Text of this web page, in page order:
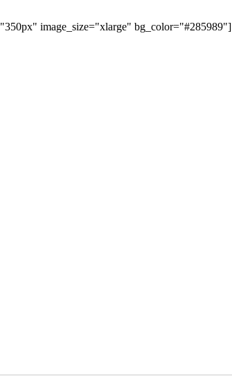
image_size="xlarge" bg_color="#285989"]